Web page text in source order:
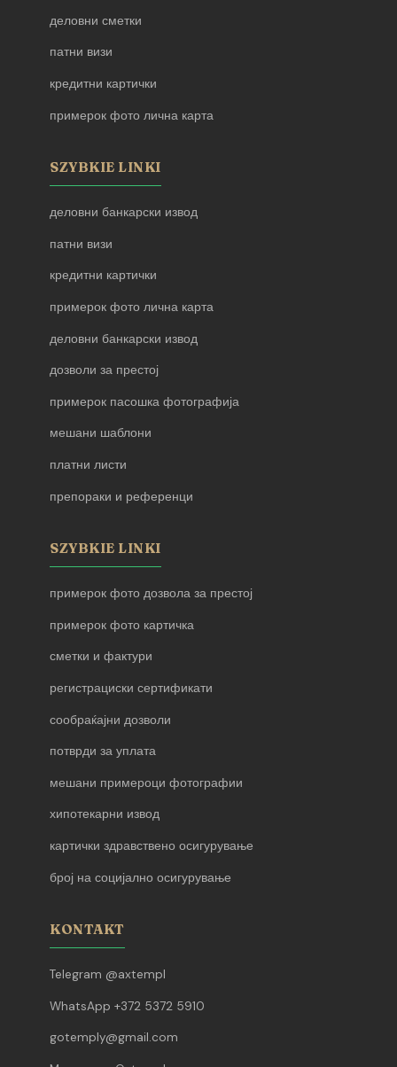
деловни сметки
патни визи
кредитни картички
примерок фото лична карта
SZYBKIE LINKI
деловни банкарски извод
патни визи
кредитни картички
примерок фото лична карта
деловни банкарски извод
дозволи за престој
примерок пасошка фотографија
мешани шаблони
платни листи
препораки и референци
SZYBKIE LINKI
примерок фото дозвола за престој
примерок фото картичка
сметки и фактури
регистрациски сертификати
сообраќајни дозволи
потврди за уплата
мешани примероци фотографии
хипотекарни извод
картички здравствено осигурување
број на социјално осигурување
KONTAKT
Telegram @axtempl
WhatsApp +372 5372 5910
gotemply@gmail.com